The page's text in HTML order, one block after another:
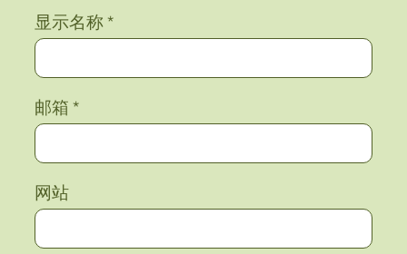
显示名称*
邮箱*
网站